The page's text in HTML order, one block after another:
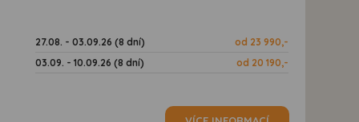
27.08. - 03.09.26 (8 dní)
od 23 990,-
03.09. - 10.09.26 (8 dní)
od 20 190,-